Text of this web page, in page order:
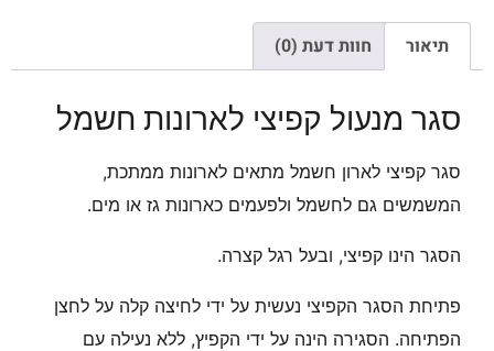
תיאור חוות דעת (0)
סגר מנעול קפיצי לארונות חשמל
סגר קפיצי לארון חשמל מתאים לארונות ממתכת,
המשמשים גם לחשמל ולפעמים כארונות גז או מים.
הסגר הינו קפיצי, ובעל רגל קצרה.
פתיחת הסגר הקפיצי נעשית על ידי לחיצה קלה על לחצן
הפתיחה. הסגירה הינה על ידי הקפיץ, ללא נעילה עם